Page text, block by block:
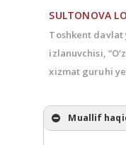
SULTONOVA
Toshkent
izlanuvchisi,
xizmat guruhi
Muallif